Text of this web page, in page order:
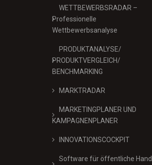
WETTBEWERBSRADAR –
Professionelle
Wettbewerbsanalyse
PRODUKTANALYSE/
PRODUKTVERGLEICH/
BENCHMARKING
MARKTRADAR
MARKETINGPLANER UND
KAMPAGNENPLANER
INNOVATIONSCOCKPIT
Software für öffentliche Hand